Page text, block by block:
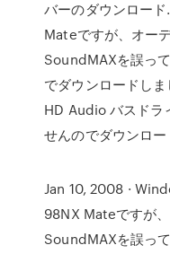
バーのダウンロー
Mateですが、オー
SoundMAXを誤っ
でダウンロードし
HD Audio バスドラ
せんのでダウンロ
Jan 10, 2008 ·
98NX Mateですが
SoundMAXを誤っ